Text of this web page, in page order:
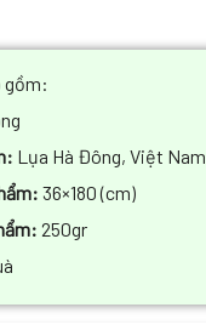
gồm:
Lụa Hà Đông, Việt Nam
36×180 (cm)
250gr